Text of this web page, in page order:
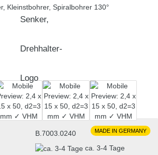
MADE IN GERMANY
B.7003.0240
ca. 3-4 Tage